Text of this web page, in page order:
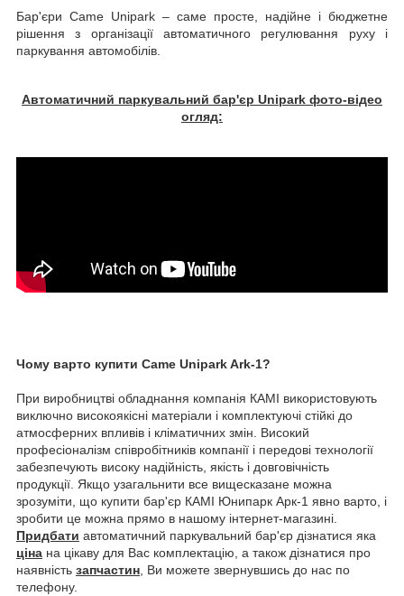
Бар'єри Came Unipark – саме просте, надійне і бюджетне
рішення з організації автоматичного регулювання руху і
паркування автомобілів.
Автоматичний паркувальний бар'єр Unipark фото-відео
огляд:
Чому варто купити Came Unipark Ark-1?
При виробництві обладнання компанія КАМІ використовують
виключно високоякісні матеріали і комплектуючі стійкі до
атмосферних впливів і кліматичних змін. Високий
професіоналізм співробітників компанії і передові технології
забезпечують високу надійність, якість і довговічність
продукції. Якщо узагальнити все вищесказане можна
зрозуміти, що купити бар'єр КАМІ Юнипарк Арк-1 явно варто, і
зробити це можна прямо в нашому інтернет-магазині.
Придбати автоматичний паркувальний бар'єр дізнатися яка
ціна на цікаву для Вас комплектацію, а також дізнатися про
наявність запчастин , Ви можете звернувшись до нас по
телефону.